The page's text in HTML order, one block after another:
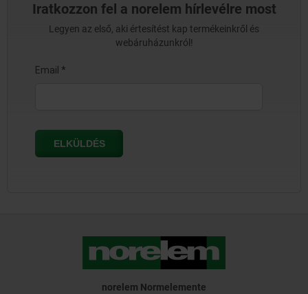
Iratkozzon fel a norelem hírlevélre most
Legyen az első, aki értesítést kap termékeinkről és
webáruházunkról!
norelem Normelemente